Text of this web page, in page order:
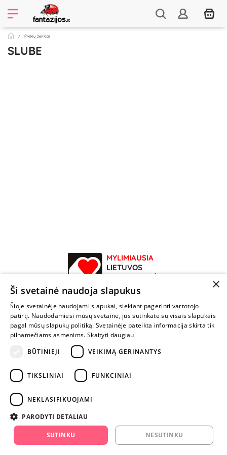
Prekių ženklai
SLUBE
MYLIMIAUSIA
LIETUVOS
ELEKTRONINĖ
PARDUOTUVĖ
NENUSTOK
ŽAISTI
+370 600 84088
info@fantazijos.lt
instagram.com/fantazijos.lt
Karjera
×
Ši svetainė naudoja slapukus
Šioje svetainėje naudojami slapukai, siekiant pagerinti vartotojo
patirtį. Naudodamiesi mūsų svetaine, jūs sutinkate su visais slapukais
pagal mūsų slapukų politiką. Svetainėje pateikta informacija skirta tik
pilnamečiams asmenims. Skaityti daugiau
BŪTINIEJI
VEIKIMĄ GERINANTYS
TIKSLINIAI FUNKCINIAI
NEKLASIFIKUOJAMI
PARODYTI DETALIAU
SUTINKU NESUTINKU